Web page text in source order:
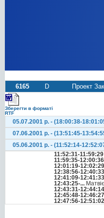
6165 D Проект
Зберегти в форматі
RTF
05.07.2001 р. - (18:00:38-
07.06.2001 р. - (13:51:45-
05.06.2001 р. - (11:52:14-
11:52:31-11:59:29
11:59:35-12:00:36
12:01:19-12:02:29
12:38:56-12:40:33
12:41:09-12:41:33
12:43:25-...
12:43:31-12:44:14
12:45:48-12:46:27
12:47:56-12:51:02